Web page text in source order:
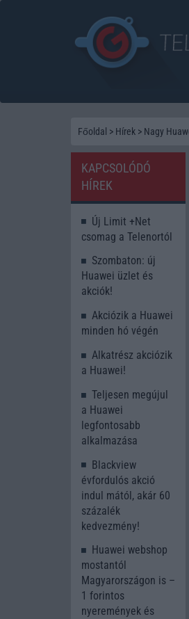
Főoldal > Hírek > Nagy
KAPCSOLÓDÓ
HÍREK
Új Limit +Net
csomag a Telenortól
Szombaton: új
Huawei üzlet és
akciók!
Akciózik a Huawei
minden hó végén
Alkatrész akciózik
a Huawei!
Teljesen megújul
a Huawei
legfontosabb
alkalmazása
Blackview
évfordulós akció
indul mától, akár 60
százalék
kedvezmény!
Huawei webshop
mostantól
Magyarországon is –
1 forintos
nyeremények és